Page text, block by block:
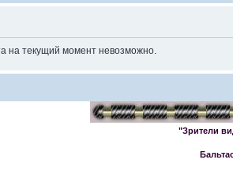
на текущий момент невозможно.
"Зрители